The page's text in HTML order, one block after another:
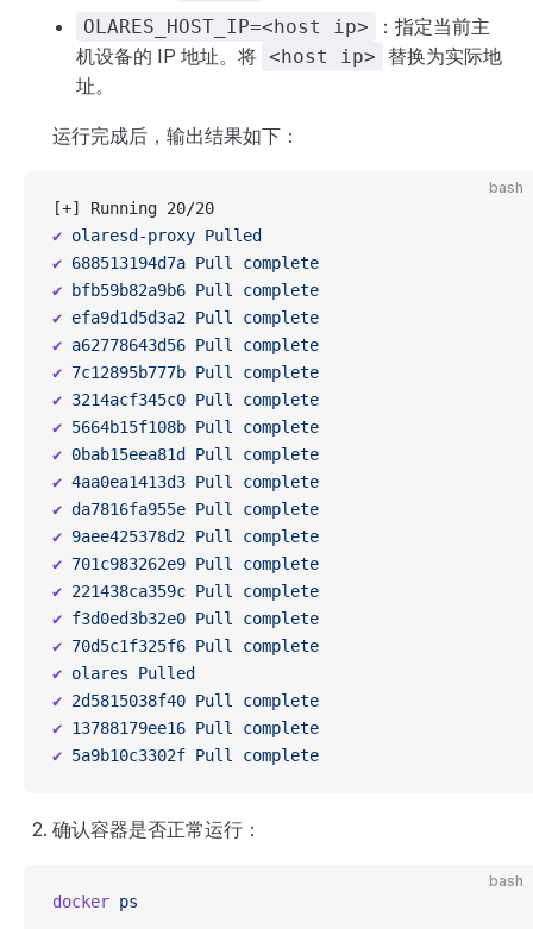
OLARES_HOST_IP=<host ip>
：指定当前主
机设备的 IP 地址。将 <host ip>
替换为实际地
址。
运行完成后，输出结果如下：
bash
[+] Running 20/20
✔ olaresd-proxy Pulled
✔ 688513194d7a Pull complete
✔ bfb59b82a9b6 Pull complete
✔ efa9d1d5d3a2 Pull complete
✔ a62778643d56 Pull complete
✔ 7c12895b777b Pull complete
✔ 3214acf345c0 Pull complete
✔ 5664b15f108b Pull complete
✔ 0bab15eea81d Pull complete
✔ 4aa0ea1413d3 Pull complete
✔ da7816fa955e Pull complete
✔ 9aee425378d2 Pull complete
✔ 701c983262e9 Pull complete
✔ 221438ca359c Pull complete
✔ f3d0ed3b32e0 Pull complete
✔ 70d5c1f325f6 Pull complete
✔ olares Pulled
✔ 2d5815038f40 Pull complete
✔ 13788179ee16 Pull complete
✔ 5a9b10c3302f Pull complete
确认容器是否正常运行：
bash
docker ps